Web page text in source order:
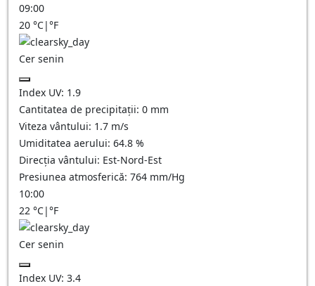
09:00
20 °C|°F
Cer senin
Index UV: 1.9
Cantitatea de precipitații: 0 mm
Viteza vântului: 1.7 m/s
Umiditatea aerului: 64.8 %
Direcția vântului: Est-Nord-Est
Presiunea atmosferică: 764 mm/Hg
10:00
22 °C|°F
Cer senin
Index UV: 3.4